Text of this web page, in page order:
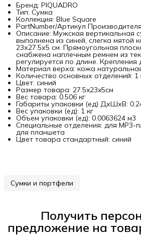
Бренд: PIQUADRO
Тип: Сумка
Коллекция: Blue Square
PartNumber/Артикул
Описание: Мужская вертикальная
выполнена из синей, слегка мятой
23х27.5х5 см. Прямоугольная
снабжена наплечным ремнем из
регулируется по длине. Крепления
Материал верха: кожа
Количество основных отделений: 1
Цвет: синий
Размер товара: 27.5x23x5см
Вес товара: 0.506 кг
Габариты упаковки (ед) ДхШхВ:
Вес упаковки (ед): 1 кг
Объем упаковки (ед): 0.0063624 м3
Специальные отделения: для MP3-
для планшета
Цвет товара стандартный: синий
Сумки и портфели
Получить
предложение на